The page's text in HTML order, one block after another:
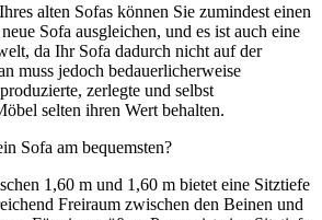
alten Sofas können Sie zumindest einen
Sofa ausgleichen, und es ist auch eine
da Ihr Sofa dadurch nicht auf der
muss jedoch bedauerlicherweise
zerlegte und selbst
selten ihren Wert behalten.
Sofa am bequemsten?
1,60 m und 1,60 m bietet eine Sitztiefe
Freiraum zwischen den Beinen und